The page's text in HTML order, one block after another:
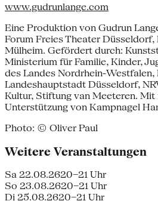
www.gudrunlange.com
Eine Produktion von Gudrun
Forum Freies Theater
Mülheim. Gefördert durch:
Ministerium für Familie, Kinder,
des Landes Nordrhein-
Landeshauptstadt Düsseldorf,
Kultur, Stiftung van Meeteren.
Unterstützung von Kampnagel
Photo: © Oliver Paul
Weitere Veranstaltungen
Sa 22.08.2620–21 Uhr
So 23.08.2620–21 Uhr
Di 25.08.2620–21 Uhr